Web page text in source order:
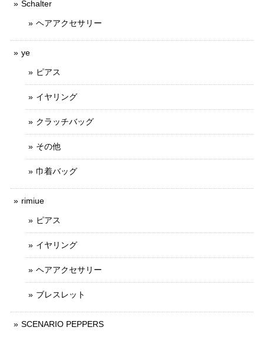
Schalter
ヘアアクセサリー
ye
ピアス
イヤリング
クラッチバッグ
その他
巾着バッグ
rimiue
ピアス
イヤリング
ヘアアクセサリー
ブレスレット
SCENARIO PEPPERS